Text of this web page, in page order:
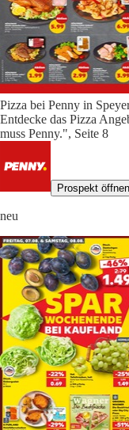
Pizza bei Penny in
Entdecke das Pizza
muss Penny.", Seite 8
Prospekt öffnen
neu